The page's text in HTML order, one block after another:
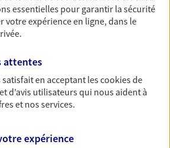
vos collaborateurs... mais aussi
famille.
votre fiscalité
social et patrimonial, nous vous
fiscalité. Ensemble, nous
: assurance retraite, assurance
essentielles pour garantir la sécurité
votre expérience en ligne, dans le
attentes
en acceptant lescookiesde
d’avis utilisateurs qui nous aident à
et nos services.
expérience